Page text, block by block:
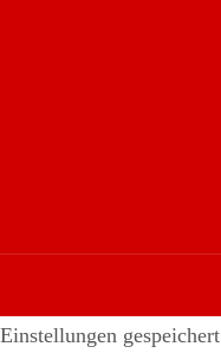
Einstellungen gespeichert